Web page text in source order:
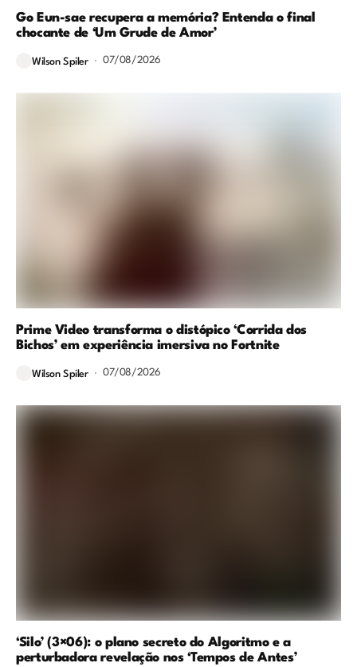
Go Eun-sae recupera a memória? Entenda o final
chocante de ‘Um Grude de Amor’
Wilson Spiler 07/08/2026
Prime Video transforma o distópico ‘Corrida dos
Bichos’ em experiência imersiva no Fortnite
Wilson Spiler 07/08/2026
‘Silo’ (3×06): o plano secreto do Algoritmo e a
perturbadora revelação nos ‘Tempos de Antes’